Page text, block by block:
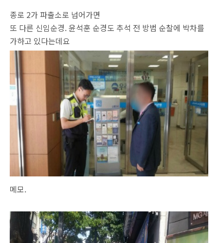
종로 2가 파출소로 넘어가면
또 다른 신임순경.윤석훈 순경도 추석 전 방범 순찰에 박차를
가하고 있다는데요
메모.